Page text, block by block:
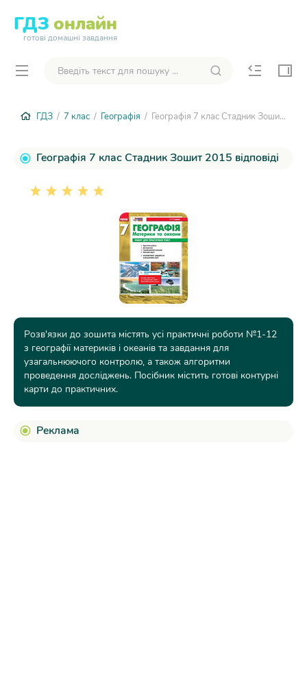
ГДЗ онлайн
готові домашні завдання
ГДЗ / 7 клас / Географія / Географія 7 клас Стадник Зошит 2015
Географія 7 клас Стадник Зошит 2015 відповіді
Розв'язки до зошита містять усі практичні роботи №1-12
з географії материків і океанів та завдання для
узагальнюючого контролю, а також алгоритми
проведення досліджень. Посібник містить готові контурні
карти до практичних.
Реклама